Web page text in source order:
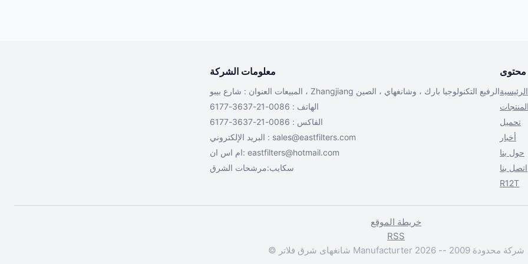
معلومات الشركة
المبيعات العنوان : شارع بيبو ، Zhangjiang الرفيع التكنولوجيا بارك ، وشانغهاي ، الصين
الهاتف : 0086-21-3637-6177
الفاكس : 0086-21-3637-6177
البريد الإلكتروني : sales@eastfilters.com
ام اس ان: eastfilters@hotmail.com
سكايب:مرشحات الشرق
محتوى
المنتجات
تحميل
أخبار
حول بنا
اتصل بنا
R12T
خريطة الموقع
RSS
© شانغهاى شرق فلاتر Manufacturter شركة محدودة 2009 -- 2026